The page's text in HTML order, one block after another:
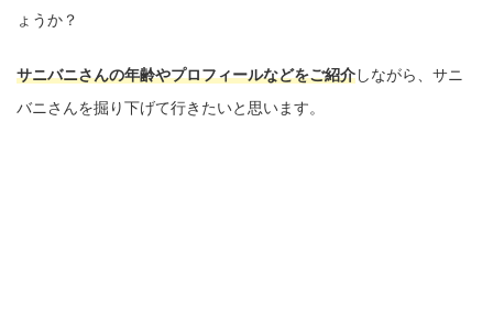
ょうか？
サニバニさんの年齢やプロフィールなどをご紹介しながら、サニ
バニさんを掘り下げて行きたいと思います。